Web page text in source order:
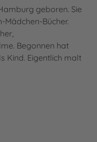
geboren. Sie
Mädchen-Bücher.
Begonnen hat
Kind. Eigentlich malt